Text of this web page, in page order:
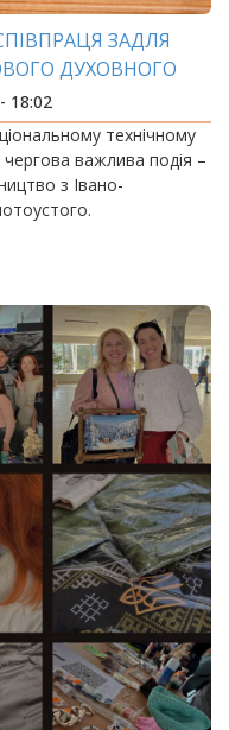
ЗАДЛЯ
ДУХОВНОГО
18:02
технічному
чергова важлива подія –
з Івано-